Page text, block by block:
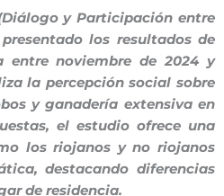
y Participación entre
los resultados de
entre noviembre de 2024 y
la percepción social sobre
y ganadería extensiva en
el estudio ofrece una
los riojanos y no riojanos
destacando diferencias
de residencia.